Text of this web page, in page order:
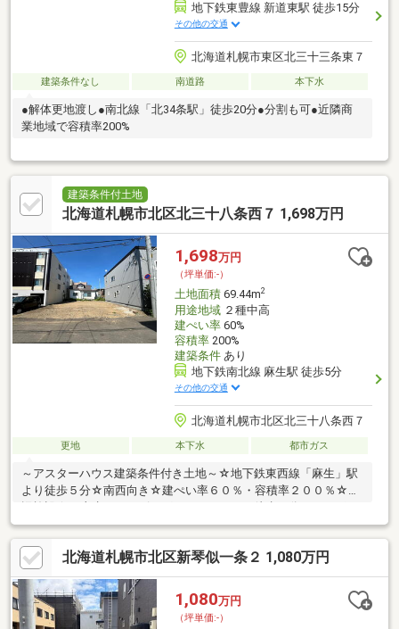
地下鉄東豊線 新道東駅 徒歩15分
その他の交通
北海道札幌市東区北三十三条東７
建築条件なし 南道路 本下水
●解体更地渡し●南北線「北34条駅」徒歩20分●分割も可●近隣商
業地域で容積率200%
建築条件付土地
北海道札幌市北区北三十八条西７ 1,698万円
1,698万円
（坪単価:-）
土地面積69.44m2
用途地域２種中高
建ぺい率60%
容積率200%
建築条件あり
地下鉄南北線 麻生駅 徒歩5分
その他の交通
北海道札幌市北区北三十八条西７
更地 本下水 都市ガス
～アスターハウス建築条件付き土地～☆地下鉄東西線「麻生」駅
より徒歩５分☆南西向き☆建ぺい率６０％・容積率２００％☆周
辺施設☆・麻生ショッピングセンターまで 徒歩４分・まいばす
けっと新琴似６条１丁目店まで 徒歩４分・セブンイレブン札幌
北３７条店まで 徒歩４分・セイコーマート麻生駅前店まで 徒
歩６分・ツルハドラッグ北３６条西店 徒歩４分・札幌市立北陽
中学校まで 徒歩１１分・札幌市立和光小学校まで 徒歩１０
分・札幌麻生郵便局まで 徒歩７分
北海道札幌市北区新琴似一条２ 1,080万円
1,080万円
（坪単価:-）